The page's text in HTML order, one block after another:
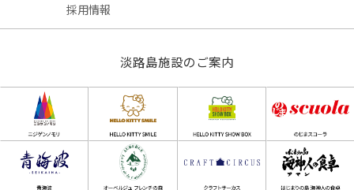
採用情報
淡路島施設のご案内